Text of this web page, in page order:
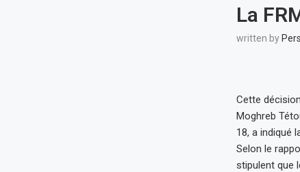
La
written by
Cette
Moghreb
18, a indiqué
Selon le
stipulent que